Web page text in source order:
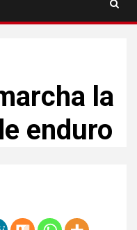
la
enduro